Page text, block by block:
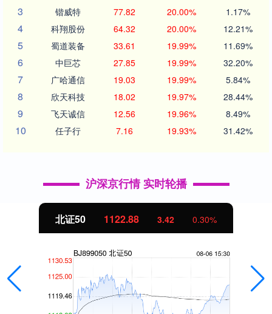
3 锴威特 77.82 20.00% 1.17%
4 科翔股份 64.32 20.00% 12.21%
5 蜀道装备 33.61 19.99% 11.69%
6 中巨芯 27.85 19.99% 32.20%
7 广哈通信 19.03 19.99% 5.84%
8 欣天科技 18.02 19.97% 28.44%
9 飞天诚信 12.56 19.96% 8.49%
10 任子行 7.16 19.93% 31.42%
沪深京行情 实时轮播
北证50 1122.88 3.42 0.30%